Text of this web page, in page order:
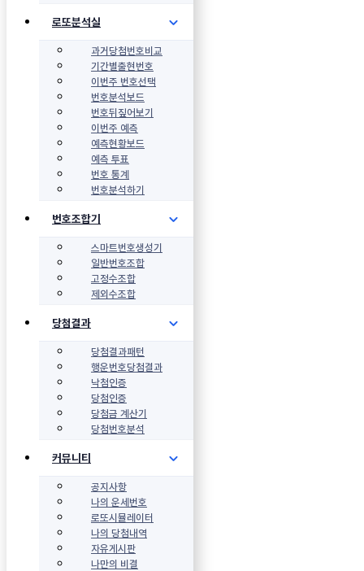
로또분석실
과거당첨번호비교
기간별출현번호
이번주 번호선택
번호분석보드
번호뒤짚어보기
이번주 예측
예측현황보드
예측 투표
번호 통계
번호분석하기
번호조합기
스마트번호생성기
일반번호조합
고정수조합
제외수조합
당첨결과
당첨결과패턴
행운번호당첨결과
낙첨인증
당첨인증
당첨금 계산기
당첨번호분석
커뮤니티
공지사항
나의 운세번호
로또시뮬레이터
나의 당첨내역
자유게시판
나만의 비결